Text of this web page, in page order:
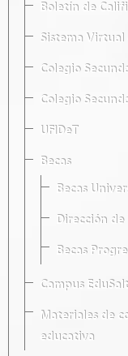
Boletín de
Sistema Virtual
Colegio
Colegio
UFIDeT
Becas
Becas
Dirección de
Becas
Campus
Materiales de
educativa